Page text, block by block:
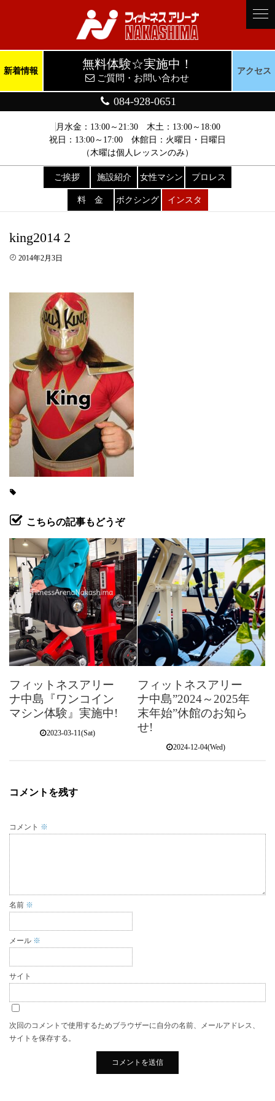
月水金：13:00～21:30 木土：13:00～18:00
祝日：13:00～17:00 休館日：火曜日・日曜日
（木曜は個人レッスンのみ）
084-928-0651
新着情報
無料体験☆実施中！
ご質問・お問い合わせ
アクセス
ご挨拶 施設紹介 女性マシン プロレス
料 金 ボクシング インスタ
king2014 2
2014年2月3日
こちらの記事もどうぞ
フィットネスアリー
ナ中島『ワンコイン
マシン体験』実施中!
2023-03-11(Sat)
フィットネスアリー
ナ中島”2024～2025年
末年始”休館のお知ら
せ!
2024-12-04(Wed)
コメントを残す
コメント ※
名前 ※
メール ※
サイト
次回のコメントで使用するためブラウザーに自分の名前、メールアドレス、
サイトを保存する。